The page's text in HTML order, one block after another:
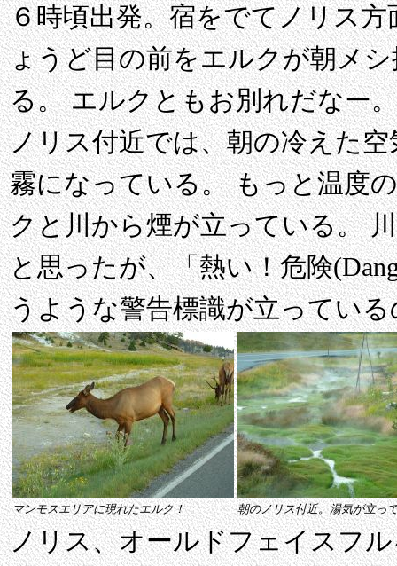
６時頃出発。宿をでてノリス
ょうど目の前をエルクが朝メ
る。 エルクともお別れだなー。
ノリス付近では、朝の冷えた
霧になっている。 もっと温度
クと川から煙が立っている。
と思ったが、「熱い！危険
うような警告標識が立ってい
マンモスエリアに現れたエルク！ 朝のノリス付近。湯気が立っ
ノリス、オールドフェイスフ